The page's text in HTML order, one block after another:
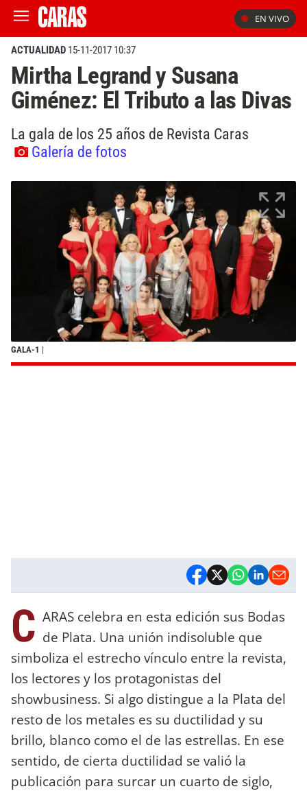
EN VIVO
ACTUALIDAD 15-11-2017 10:37
Mirtha Legrand y Susana
Giménez: El Tributo a las Divas
La gala de los 25 años de Revista Caras
Galería de fotos
GALA-1 |
C ARAS celebra en esta edición sus Bodas
de Plata. Una unión indisoluble que
simboliza el estrecho vínculo entre la revista,
los lectores y los protagonistas del
showbusiness. Si algo distingue a la Plata del
resto de los metales es su ductilidad y su
brillo, blanco como el de las estrellas. En ese
sentido, de cierta ductilidad se valió la
publicación para surcar un cuarto de siglo,